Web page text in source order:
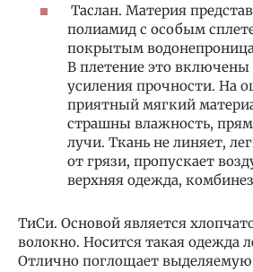
Таслан. Материя
полиамид с особым
покрытым
В плетение это включены
усиления прочности. На
приятный мягкий
страшны влажность,
лучи. Ткань не линяет,
от грязи, пропускает
верхняя одежда,
ТиСи. Основой является
волокно. Носится такая одежда
Отлично поглощает выделяемую